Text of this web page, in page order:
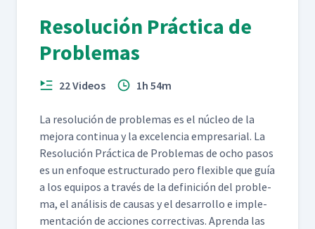
Resolución Práctica de
Problemas
22 Videos 1h 54m
La res­olu­ción de prob­le­mas es el núcleo de la
mejo­ra con­tin­ua y la exce­len­cia empre­sar­i­al. La
Res­olu­ción Prác­ti­ca de Prob­le­mas de ocho pasos
es un enfoque estruc­tura­do pero flex­i­ble que guía
a los equipos a través de la defini­ción del prob­le­
ma, el análi­sis de causas y el desar­rol­lo e imple­
mentación de acciones cor­rec­ti­vas. Apren­da las